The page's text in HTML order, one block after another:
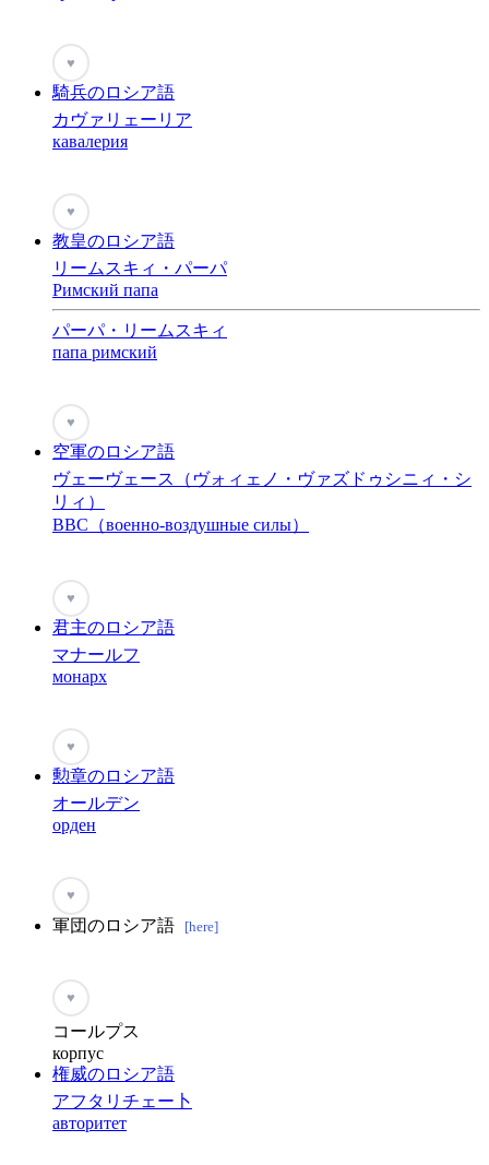
♥
騎兵のロシア語
カヴァリェーリア
кавалерия
♥
教皇のロシア語
リームスキィ・パーパ
Римский папа
パーパ・リームスキィ
папа римский
♥
空軍のロシア語
ヴェーヴェース（ヴォィェノ・ヴァズドゥシニィ・シ
リィ）
BBC（военно-воздушные силы）
♥
君主のロシア語
マナールフ
монарх
♥
勲章のロシア語
オールデン
орден
♥
軍団のロシア語 [here]
♥
コールプス
корпус
権威のロシア語
アフタリチェー卜
авторитет